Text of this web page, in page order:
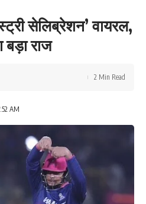
सेलिब्रेशन’ वायरल,
राज
AM
2 Min Read